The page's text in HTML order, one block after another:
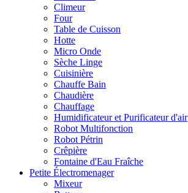
Climeur
Four
Table de Cuisson
Hotte
Micro Onde
Sèche Linge
Cuisinière
Chauffe Bain
Chaudière
Chauffage
Humidificateur et Purificateur d'air
Robot Multifonction
Robot Pétrin
Crêpière
Fontaine d'Eau Fraîche
Petite Électromenager
Mixeur